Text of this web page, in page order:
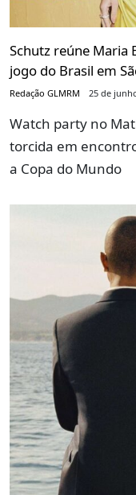
Schutz reúne Maria
jogo do Brasil em
Redação GLMRM 25 de
Watch party no
torcida em
a Copa do Mundo